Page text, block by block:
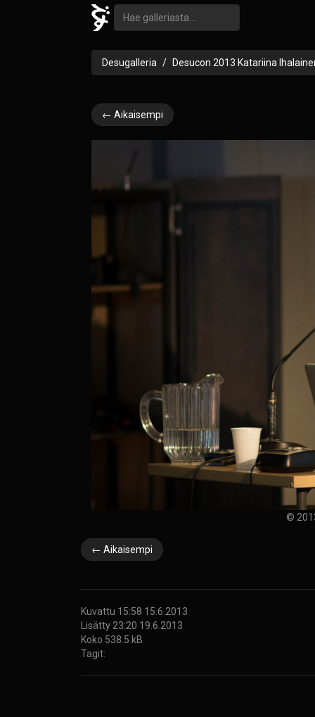
Desugalleria Desucon 2013 Katariina
← Aikaisempi
©
← Aikaisempi
Kuvattu 15:58 15.6.2013
Lisätty 23:20 19.6.2013
Koko 538.5 kB
Tagit: